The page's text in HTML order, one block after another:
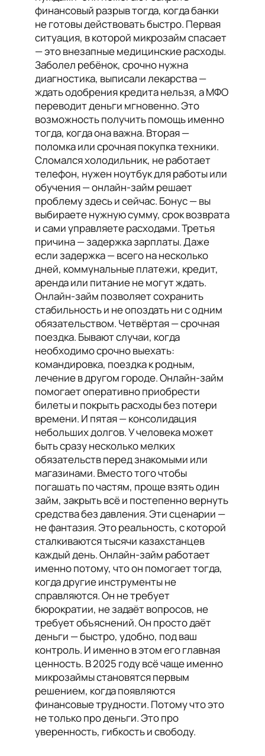
финансовый разрыв тогда, когда банки
не готовы действовать быстро. Первая
ситуация, в которой микрозайм спасает
— это внезапные медицинские расходы.
Заболел ребёнок, срочно нужна
диагностика, выписали лекарства —
ждать одобрения кредита нельзя, а МФО
переводит деньги мгновенно. Это
возможность получить помощь именно
тогда, когда она важна. Вторая —
поломка или срочная покупка техники.
Сломался холодильник, не работает
телефон, нужен ноутбук для работы или
обучения — онлайн-займ решает
проблему здесь и сейчас. Бонус — вы
выбираете нужную сумму, срок возврата
и сами управляете расходами. Третья
причина — задержка зарплаты. Даже
если задержка — всего на несколько
дней, коммунальные платежи, кредит,
аренда или питание не могут ждать.
Онлайн-займ позволяет сохранить
стабильность и не опоздать ни с одним
обязательством. Четвёртая — срочная
поездка. Бывают случаи, когда
необходимо срочно выехать:
командировка, поездка к родным,
лечение в другом городе. Онлайн-займ
помогает оперативно приобрести
билеты и покрыть расходы без потери
времени. И пятая — консолидация
небольших долгов. У человека может
быть сразу несколько мелких
обязательств перед знакомыми или
магазинами. Вместо того чтобы
погашать по частям, проще взять один
займ, закрыть всё и постепенно вернуть
средства без давления. Эти сценарии —
не фантазия. Это реальность, с которой
сталкиваются тысячи казахстанцев
каждый день. Онлайн-займ работает
именно потому, что он помогает тогда,
когда другие инструменты не
справляются. Он не требует
бюрократии, не задаёт вопросов, не
требует объяснений. Он просто даёт
деньги — быстро, удобно, под ваш
контроль. И именно в этом его главная
ценность. В 2025 году всё чаще именно
микрозаймы становятся первым
решением, когда появляются
финансовые трудности. Потому что это
не только про деньги. Это про
уверенность, гибкость и свободу.